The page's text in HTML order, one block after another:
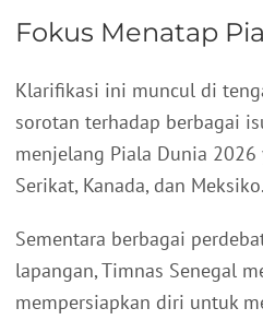
Fokus Menatap
Klarifikasi ini muncul di
sorotan terhadap berbagai
menjelang Piala Dunia
Serikat, Kanada, dan Meksiko.
Sementara berbagai
lapangan, Timnas Senegal
mempersiapkan diri untuk